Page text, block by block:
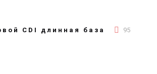
CDI длинная база 95